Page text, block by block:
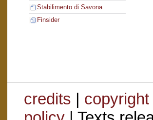
Stabilimento di Savona
Finsider
credits | copyright